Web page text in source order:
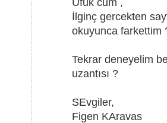
İlginç gercekten
okuyunca farkettim
Tekrar deneyelim
uzantısı ?
SEvgiler,
Figen KAravas